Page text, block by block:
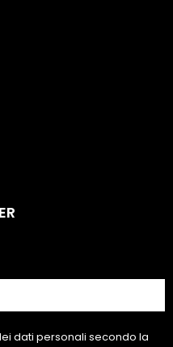
dati personali secondo la